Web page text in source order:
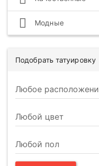
Модные
Подобрать татуировку